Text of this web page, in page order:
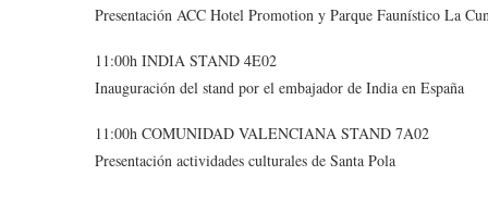
Presentación ACC Hotel Promotion y Parque Faunístico La
11:00h INDIA STAND 4E02
Inauguración del stand por el embajador de India en España
11:00h COMUNIDAD VALENCIANA STAND 7A02
Presentación actividades culturales de Santa Pola